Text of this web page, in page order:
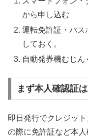
から申し込む
運転免許証・パス
しておく。
自動発券機むじん
まず本人確認証
即日発行でクレジッ
の際に免許証など本